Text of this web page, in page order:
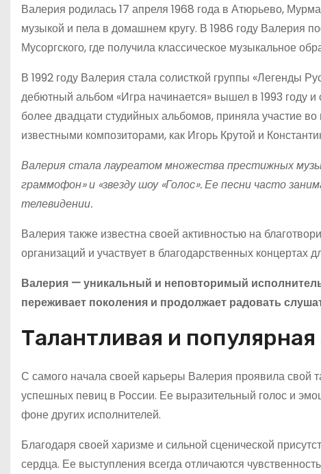
Валерия родилась 17 апреля 1968 года в Атюрьево,
музыкой и пела в домашнем кругу. В 1986 году Валерия
Мусоргского, где получила классическое музыкальное
В 1992 году Валерия стала солисткой группы «Легенды
дебютный альбом «Игра начинается» вышел в 1993 году
более двадцати студийных альбомов, приняла участие
известными композиторами, как Игорь Крутой и
Валерия стала лауреатом множества престижных
граммофон» и «звезду шоу «Голос». Ее песни часто
телевидении.
Валерия также известна своей активностью на
организаций и участвует в благодарственных концертах
Валерия — уникальный и неповторимый
переживает поколения и продолжает радовать
Талантливая и популярная
С самого начала своей карьеры Валерия проявила свой
успешных певиц в России. Ее выразительный голос и
фоне других исполнителей.
Благодаря своей харизме и сильной сценической
сердца. Ее выступления всегда отличаются